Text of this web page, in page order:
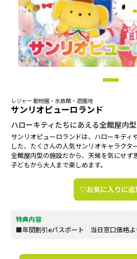
レジャー 動物園・水族館・遊園地
サンリオピューロランド
ハローキティたちにあえる全館屋内
サンリオピューロランドは、ハローキティ
した、たくさんの人気サンリオキャラクタ
全館屋内型の施設だから、天候を気にせず
子どもから大人まで楽しめます。
♡お気に入りに追
特典内容
■年間割引eパスポート 当日窓口価格よ